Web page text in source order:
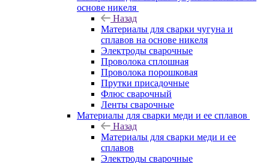
основе никеля
Назад
Материалы для сварки чугуна и
сплавов на основе никеля
Электроды сварочные
Проволока сплошная
Проволока порошковая
Прутки присадочные
Флюс сварочный
Ленты сварочные
Материалы для сварки меди и ее сплавов
Назад
Материалы для сварки меди и ее
сплавов
Электроды сварочные